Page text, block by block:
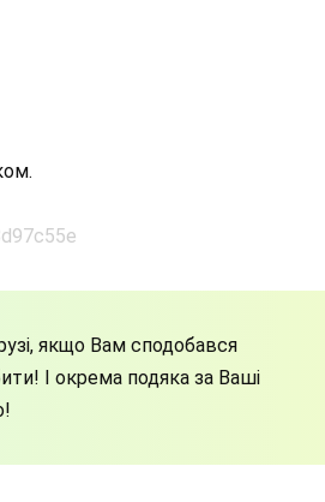
якщо Вам сподобався
І окрема подяка за Ваші